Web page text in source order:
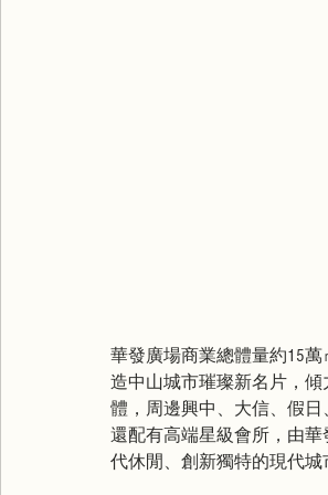
華發廣場商業總體量約15
造中山城市璀璨新名片，
體，周邊興中、大信、假
還配有高端星級會所，由
代休閒、創新獨特的現代城